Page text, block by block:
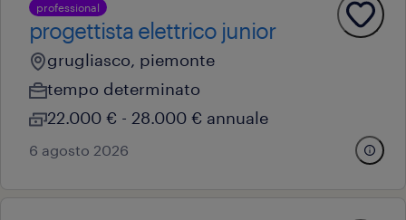
professional
progettista elettrico junior
grugliasco, piemonte
tempo determinato
22.000 € - 28.000 € annuale
6 agosto 2026